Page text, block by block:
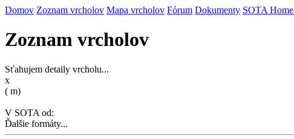
Domov Zoznam vrcholov Mapa vrcholov Fórum Dokumenty SOTA Home
Zoznam vrcholov
Sťahujem detaily vrcholu...
x
( m)
V SOTA od:
Ďalšie formáty...